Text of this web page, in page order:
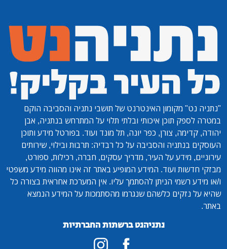
"נתניה נט" מקומון האינטרנט של תושבי נתניה והסביבה הוקם
במטרה לספק תוכן איכותי ובלתי תלוי על המתרחש בנתניה, אבן
יהודה, קדימה, צורן, כפר יונה, תל מונד ועוד. בפורטל מידע ותוכן
העוסקים בנתניה והסביבה על כל רבדיה: תרבות ובילוי, שירותים
עירוניים, מידע על העיר, מדריך עסקים, חברה, רכילות, ספורט,
מבזקי חדשות ועוד. המידע המופיע באתר זה אינו מהווה מידע משפטי
ו/או מידע רשמי הניתן להסתמך עליו. אין המערכת אחראית בצורה כל
שהיא על נזקים כלשהם שנגרמו מהסתמכות על המידע הנמצא
באתר.
נתניהנט ברשתות החברתיות